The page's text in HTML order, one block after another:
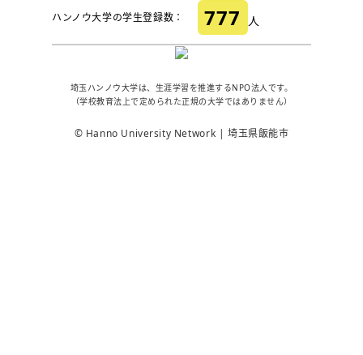
ハンノウ大学の学生登録数： 777 人
埼玉ハンノウ大学は、生涯学習を推進するNPO法人です。
（学校教育法上で定められた正規の大学ではありません）
© Hanno University Network | 埼玉県飯能市